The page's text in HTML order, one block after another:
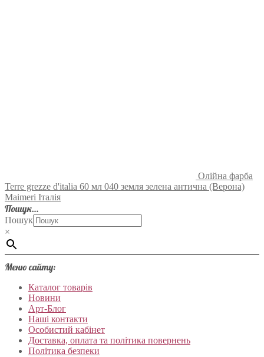
Олійна фарба
Terre grezze d'italia 60 мл 040 земля зелена антична (Верона)
Maimeri Італія
Пошук…
Пошук
×
Меню сайту:
Каталог товарів
Новини
Арт-Блог
Наші контакти
Особистий кабінет
Доставка, оплата та політика повернень
Політика безпеки